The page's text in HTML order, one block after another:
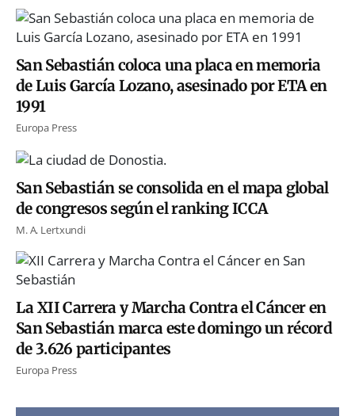
San Sebastián coloca una placa en memoria
de Luis García Lozano, asesinado por ETA en
1991
Europa Press
San Sebastián se consolida en el mapa global
de congresos según el ranking ICCA
M. A. Lertxundi
La XII Carrera y Marcha Contra el Cáncer en
San Sebastián marca este domingo un récord
de 3.626 participantes
Europa Press